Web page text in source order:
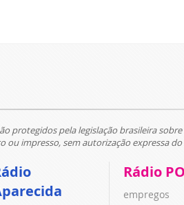
protegidos pela legislação brasileira
impresso, sem autorização expressa
Rádio
empregos